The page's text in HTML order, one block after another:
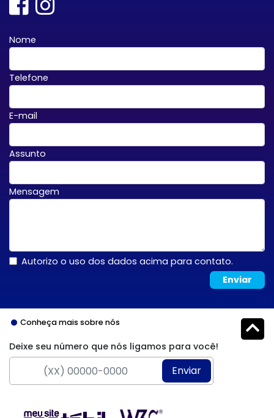
Nome
Telefone
E-mail
Assunto
Mensagem
Autorizo o uso dos dados acima para contato.
Enviar
Conheça mais sobre nós
Deixe seu número que nós ligamos para você!
Enviar